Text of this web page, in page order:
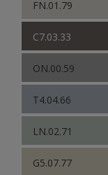
FN.01.79
C7.03.33
ON.00.59
T4.04.66
LN.02.71
G5.07.77